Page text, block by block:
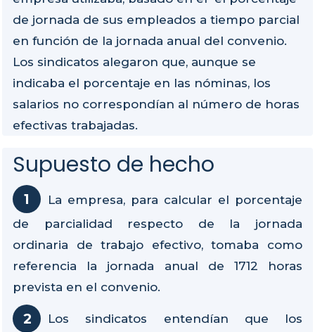
de jornada de sus empleados a tiempo parcial
en función de la jornada anual del convenio.
Los sindicatos alegaron que, aunque se
indicaba el porcentaje en las nóminas, los
salarios no correspondían al número de horas
efectivas trabajadas.
Supuesto de hecho
La empresa, para calcular el porcentaje
de parcialidad respecto de la jornada
ordinaria de trabajo efectivo, tomaba como
referencia la jornada anual de 1712 horas
prevista en el convenio.
Los sindicatos entendían que los